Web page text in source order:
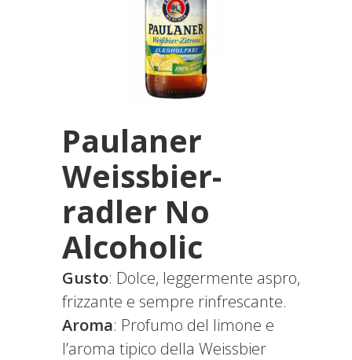
Paulaner
Weissbier-
radler No
Alcoholic
Gusto: Dolce, leggermente aspro,
frizzante e sempre rinfrescante.
Aroma: Profumo del limone e
l’aroma tipico della Weissbier